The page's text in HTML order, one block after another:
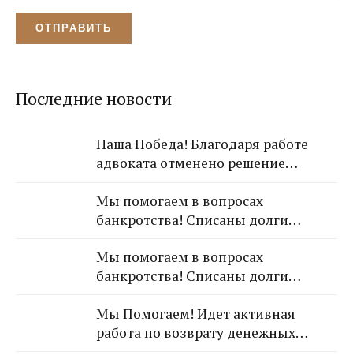
Последние новости
Наша Победа! Благодаря работе
адвоката отменено решение
взыскании с арендодателя 650 000
рублей!
Мы помогаем в вопросах
банкротства! Списаны долги
Мы помогаем в вопросах
банкротства! Списаны долги
Мы Помогаем! Идет активная
работа по возврату денежных